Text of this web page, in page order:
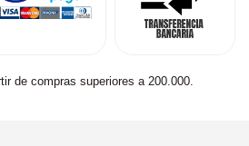
de compras superiores a 200.000.